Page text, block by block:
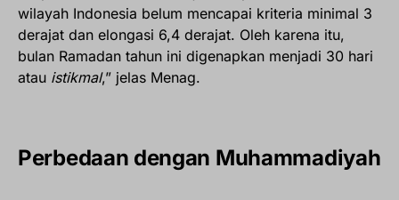
wilayah Indonesia belum mencapai kriteria minimal 3
derajat dan elongasi 6,4 derajat. Oleh karena itu,
bulan Ramadan tahun ini digenapkan menjadi 30 hari
atau istikmal,” jelas Menag.
Perbedaan dengan Muhammadiyah